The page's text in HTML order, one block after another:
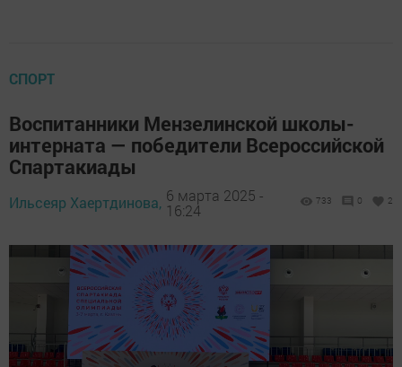
СПОРТ
Воспитанники Мензелинской школы-
интерната — победители Всероссийской
Спартакиады
Ильсеяр Хаертдинова, 6 марта 2025 -
16:24
733 0 2